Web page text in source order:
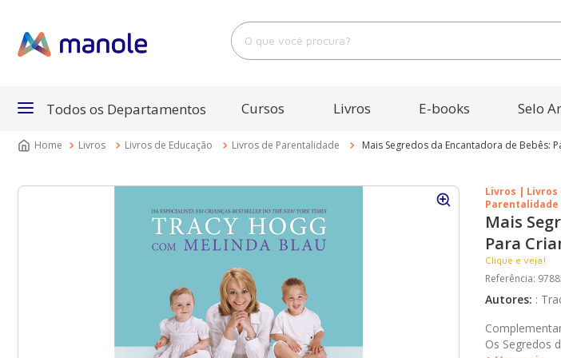
O que você procura?
Todos os Departamentos Cursos Livros E-books Selo
Livros Livros de Educação Livros de Parentalidade Mais Segredos da Encantadora de Bebês:
Livros | Livros
Parentalidade
Mais
Para
Clique e veja!
Referência:
Autores: :
Os Segredos